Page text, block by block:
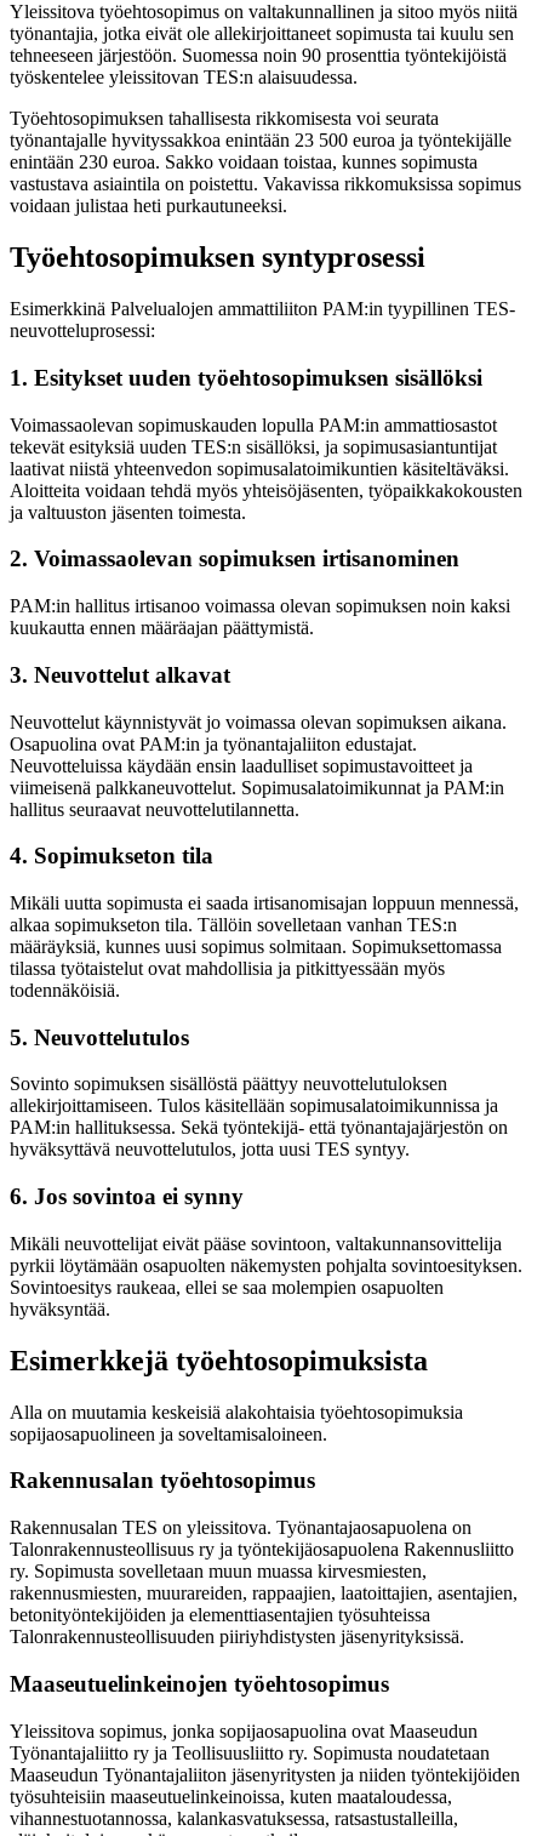
Yleissitova työehtosopimus on valtakunnallinen ja sitoo myös niitä
työnantajia, jotka eivät ole allekirjoittaneet sopimusta tai kuulu sen
tehneeseen järjestöön. Suomessa noin 90 prosenttia työntekijöistä
työskentelee yleissitovan TES:n alaisuudessa.
Työehtosopimuksen tahallisesta rikkomisesta voi seurata
työnantajalle hyvityssakkoa enintään 23 500 euroa ja työntekijälle
enintään 230 euroa. Sakko voidaan toistaa, kunnes sopimusta
vastustava asiaintila on poistettu. Vakavissa rikkomuksissa sopimus
voidaan julistaa heti purkautuneeksi.
Työehtosopimuksen syntyprosessi
Esimerkkinä Palvelualojen ammattiliiton PAM:in tyypillinen TES-
neuvotteluprosessi:
1. Esitykset uuden työehtosopimuksen sisällöksi
Voimassaolevan sopimuskauden lopulla PAM:in ammattiosastot
tekevät esityksiä uuden TES:n sisällöksi, ja sopimusasiantuntijat
laativat niistä yhteenvedon sopimusalatoimikuntien käsiteltäväksi.
Aloitteita voidaan tehdä myös yhteisöjäsenten, työpaikkakokousten
ja valtuuston jäsenten toimesta.
2. Voimassaolevan sopimuksen irtisanominen
PAM:in hallitus irtisanoo voimassa olevan sopimuksen noin kaksi
kuukautta ennen määräajan päättymistä.
3. Neuvottelut alkavat
Neuvottelut käynnistyvät jo voimassa olevan sopimuksen aikana.
Osapuolina ovat PAM:in ja työnantajaliiton edustajat.
Neuvotteluissa käydään ensin laadulliset sopimustavoitteet ja
viimeisenä palkkaneuvottelut. Sopimusalatoimikunnat ja PAM:in
hallitus seuraavat neuvottelutilannetta.
4. Sopimukseton tila
Mikäli uutta sopimusta ei saada irtisanomisajan loppuun mennessä,
alkaa sopimukseton tila. Tällöin sovelletaan vanhan TES:n
määräyksiä, kunnes uusi sopimus solmitaan. Sopimuksettomassa
tilassa työtaistelut ovat mahdollisia ja pitkittyessään myös
todennäköisiä.
5. Neuvottelutulos
Sovinto sopimuksen sisällöstä päättyy neuvottelutuloksen
allekirjoittamiseen. Tulos käsitellään sopimusalatoimikunnissa ja
PAM:in hallituksessa. Sekä työntekijä- että työnantajajärjestön on
hyväksyttävä neuvottelutulos, jotta uusi TES syntyy.
6. Jos sovintoa ei synny
Mikäli neuvottelijat eivät pääse sovintoon, valtakunnansovittelija
pyrkii löytämään osapuolten näkemysten pohjalta sovintoesityksen.
Sovintoesitys raukeaa, ellei se saa molempien osapuolten
hyväksyntää.
Esimerkkejä työehtosopimuksista
Alla on muutamia keskeisiä alakohtaisia työehtosopimuksia
sopijaosapuolineen ja soveltamisaloineen.
Rakennusalan työehtosopimus
Rakennusalan TES on yleissitova. Työnantajaosapuolena on
Talonrakennusteollisuus ry ja työntekijäosapuolena Rakennusliitto
ry. Sopimusta sovelletaan muun muassa kirvesmiesten,
rakennusmiesten, muurareiden, rappaajien, laatoittajien, asentajien,
betonityöntekijöiden ja elementtiasentajien työsuhteissa
Talonrakennusteollisuuden piiriyhdistysten jäsenyrityksissä.
Maaseutuelinkeinojen työehtosopimus
Yleissitova sopimus, jonka sopijaosapuolina ovat Maaseudun
Työnantajaliitto ry ja Teollisuusliitto ry. Sopimusta noudatetaan
Maaseudun Työnantajaliiton jäsenyritysten ja niiden työntekijöiden
työsuhteisiin maaseutuelinkeinoissa, kuten maataloudessa,
vihannestuotannossa, kalankasvatuksessa, ratsastustalleilla,